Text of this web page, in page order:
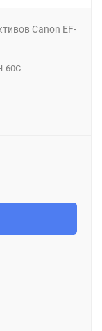
Canon EF-
60C